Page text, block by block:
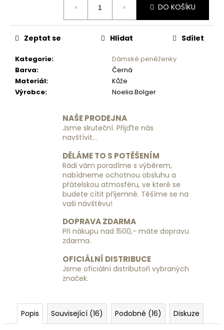
DO KOŠÍKU
Kategorie:
Dámské peněženky
Barva:
Černá
Materiál:
Kůže
Výrobce: Noelia Bolger
Zeptat se Hlídat Sdílet
NAŠE PRODEJNA
Jsme skuteční. Přijďte nás
navštívit...
DĚLÁME TO S POTĚŠENÍM
Rádi vám poradíme s výběrem,
nabídneme ochotnou obsluhu a
přátelskou atmosféru, ve které se
budete cítit příjemně. Těšíme se na
vaši návštěvu!
DOPRAVA ZDARMA
Při nákupu nad 1500,- máte dopravu
zdarma.
OFICIÁLNÍ DISTRIBUCE
Jsme oficiální distributoři vybraných
značek.
Popis Související (16) Podobné (16) Diskuze
e
m
e
VISAČKA